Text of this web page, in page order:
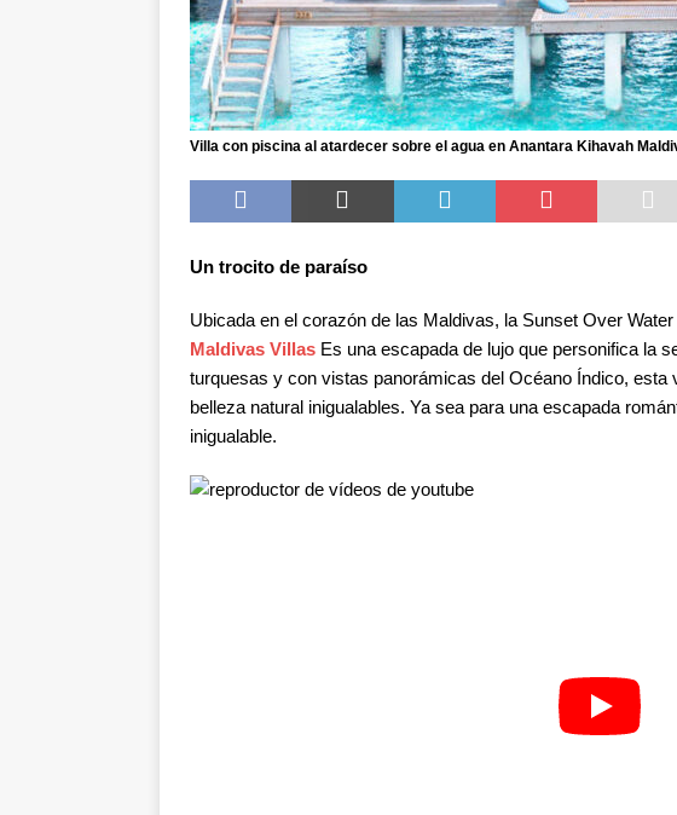
Villa con piscina al atardecer sobre el agua en Anantara Kihavah
Un trocito de paraíso
Ubicada en el corazón de las Maldivas, la Sunset Over
Maldivas Villas Es una escapada de lujo que personifica la
turquesas y con vistas panorámicas del Océano Índico, esta
belleza natural inigualables. Ya sea para una escapada
inigualable.